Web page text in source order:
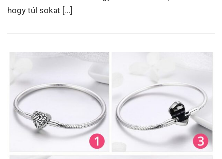
hogy túl sokat […]